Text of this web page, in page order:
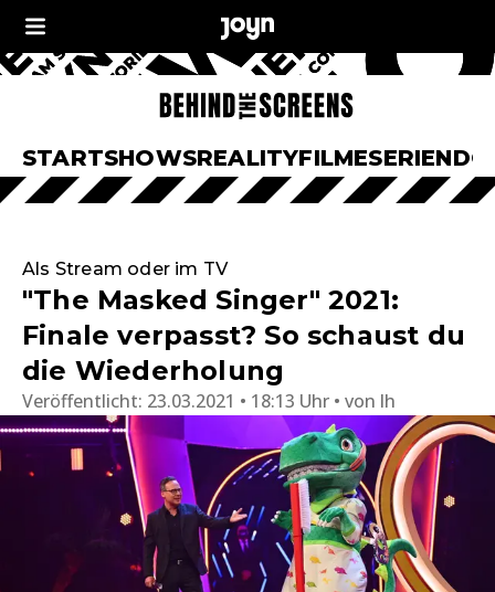
STARTSHOWSREALITYFILMESERIEN
Als Stream oder im TV
"The Masked Singer" 2021:
Finale verpasst? So schaust du
die Wiederholung
Veröffentlicht: 23.03.2021 • 18:13 Uhr von lh